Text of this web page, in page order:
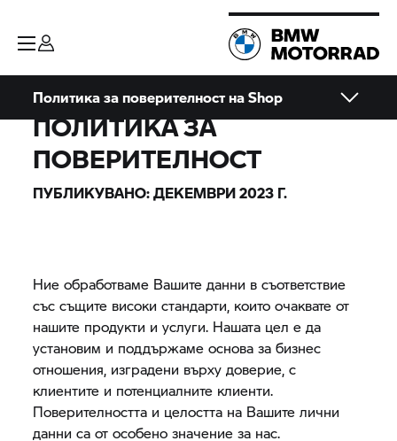
Политика за поверителност на Shop
ПОЛИТИКА ЗА
ПОВЕРИТЕЛНОСТ
ПУБЛИКУВАНО: ДЕКЕМВРИ 2023 Г.
Ние обработваме Вашите данни в съответствие
със същите високи стандарти, които очаквате от
нашите продукти и услуги. Нашата цел е да
установим и поддържаме основа за бизнес
отношения, изградени върху доверие, с
клиентите и потенциалните клиенти.
Поверителността и целостта на Вашите лични
данни са от особено значение за нас.